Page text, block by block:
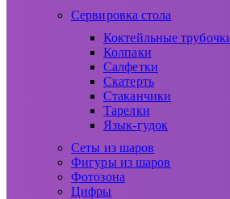
Сервировка стола
Коктейльные
Колпаки
Салфетки
Скатерть
Стаканчики
Тарелки
Язык-гудок
Сеты из шаров
Фигуры из шаров
Фотозона
Цифры